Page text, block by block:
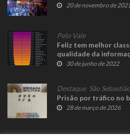
20 de novembro de
Pelo Vale
Feliz tem melhor
qualidade da
30 de junho de 2022
Destaque, São
Prisão por tráfico no
28 de março de 2026